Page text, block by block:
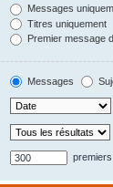
Messages
Titres uniquement
Premier message
Messages